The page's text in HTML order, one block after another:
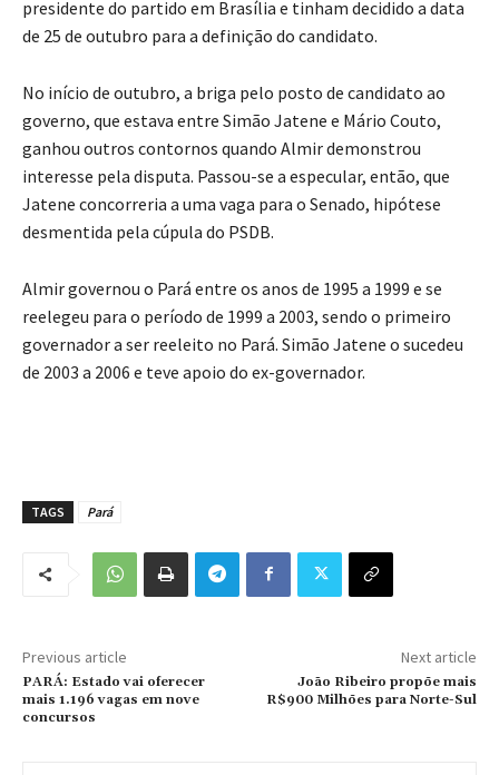
presidente do partido em Brasília e tinham decidido a data
de 25 de outubro para a definição do candidato.
No início de outubro, a briga pelo posto de candidato ao
governo, que estava entre Simão Jatene e Mário Couto,
ganhou outros contornos quando Almir demonstrou
interesse pela disputa. Passou-se a especular, então, que
Jatene concorreria a uma vaga para o Senado, hipótese
desmentida pela cúpula do PSDB.
Almir governou o Pará entre os anos de 1995 a 1999 e se
reelegeu para o período de 1999 a 2003, sendo o primeiro
governador a ser reeleito no Pará. Simão Jatene o sucedeu
de 2003 a 2006 e teve apoio do ex-governador.
TAGS Pará
Previous article
PARÁ: Estado vai oferecer
mais 1.196 vagas em nove
concursos
Next article
João Ribeiro propõe mais
R$900 Milhões para Norte-Sul